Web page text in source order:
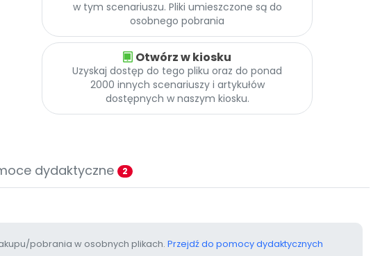
w tym scenariuszu. Pliki umieszczone są do
osobnego pobrania
Otwórz w kiosku
Uzyskaj dostęp do tego pliku oraz do ponad
2000 innych scenariuszy i artykułów
dostępnych w naszym kiosku.
dydaktyczne 2
pobrania w osobnych plikach. Przejdź do pomocy dydaktycznych